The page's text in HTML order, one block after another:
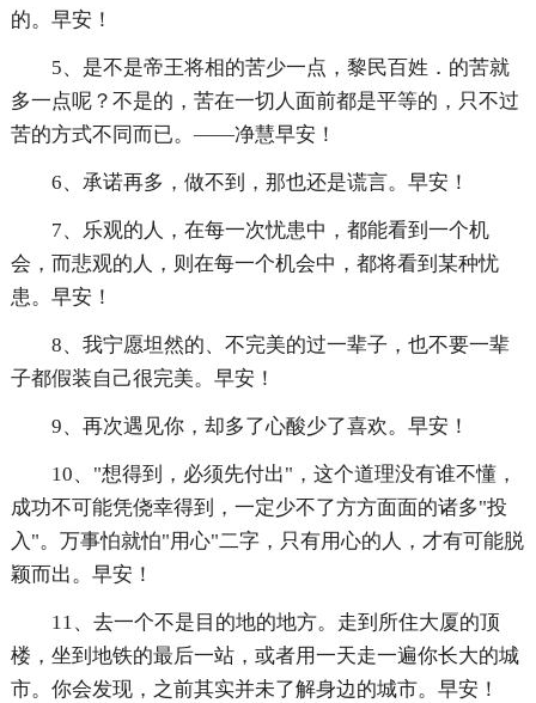
的。早安！
5、是不是帝王将相的苦少一点，黎民百姓．的苦就
多一点呢？不是的，苦在一切人面前都是平等的，只不过
苦的方式不同而已。——净慧早安！
6、承诺再多，做不到，那也还是谎言。早安！
7、乐观的人，在每一次忧患中，都能看到一个机
会，而悲观的人，则在每一个机会中，都将看到某种忧
患。早安！
8、我宁愿坦然的、不完美的过一辈子，也不要一辈
子都假装自己很完美。早安！
9、再次遇见你，却多了心酸少了喜欢。早安！
10、"想得到，必须先付出"，这个道理没有谁不懂，
成功不可能凭侥幸得到，一定少不了方方面面的诸多"投
入"。万事怕就怕"用心"二字，只有用心的人，才有可能脱
颖而出。早安！
11、去一个不是目的地的地方。走到所住大厦的顶
楼，坐到地铁的最后一站，或者用一天走一遍你长大的城
市。你会发现，之前其实并未了解身边的城市。早安！